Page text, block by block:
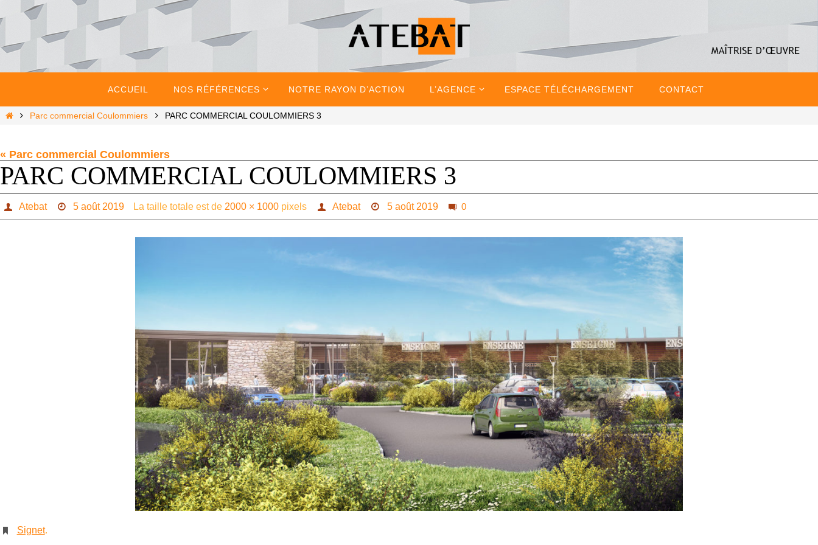
Passer
vers
le
contenu
ACCUEIL NOS RÉFÉRENCES NOTRE RAYON D’ACTION L’AGENCE ESPACE TÉLÉCHARGEMENT CONTACT
HomeParc commercial Coulommiers PARC COMMERCIAL COULOMMIERS 3
« Parc commercial Coulommiers
PARC COMMERCIAL COULOMMIERS 3
Atebat 5 août 2019 La taille totale est de 2000 × 1000 pixels Atebat 5 août 2019 0
Signet.